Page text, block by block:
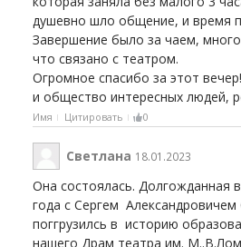
душевно шло общение, и время
Завершение было за чаем,
что связано с театром.
Огромное спасибо за этот
и общество интересных людей,
Имя Цитировать 0
Светлана 18.01.2023
Она состоялась. Долгожданная
года с Сергем
поггрузилсь в историю
нашего Драм театра им.